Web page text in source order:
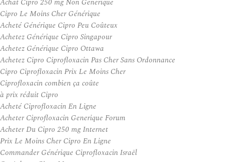
Cipro Le Moins Cher Générique
Acheté Générique Cipro Peu Coûteux
Achetez Générique Cipro Singapour
Achetez Générique Cipro Ottawa
Achetez Cipro Ciprofloxacin Pas Cher Sans Ordonnance
Cipro Ciprofloxacin Prix Le Moins Cher
Ciprofloxacin combien ça coûte
à prix réduit Cipro
Acheté Ciprofloxacin En Ligne
Acheter Ciprofloxacin Generique Forum
Acheter Du Cipro 250 mg Internet
Prix Le Moins Cher Cipro En Ligne
Commander Générique Ciprofloxacin Israël